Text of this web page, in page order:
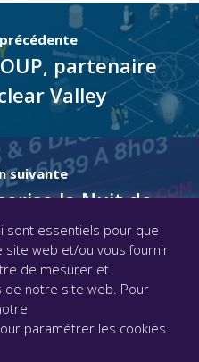
partenaire
Valley
suivante
la Nuit de
réservés |
: partiellement conforme
sont essentiels pour que
site web et/ou vous fournir
de mesurer et
notre site web. Pour
paramétrer les cookies